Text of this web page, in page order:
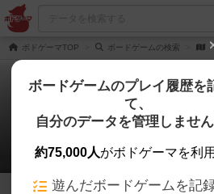
ボドゲーマTOP ボードゲームの検索
ベーコンアンド
5店のカフェ/スペース
4 1
ボードゲームのプレイ履歴を
て、
自分のデータを管理しませ
約75,000人がボドゲーマを利
遊んだボードゲームを記